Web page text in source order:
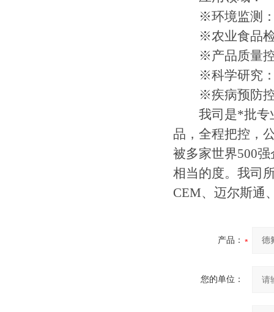
※环境监测：
※农业食品检
※产品质量控
※科学研究：
※疾病预防控
我司是*批专业
品，全程把控，
被多家世界500
相当的度。我司
CEM、迈尔斯通
产品：
您的单位：